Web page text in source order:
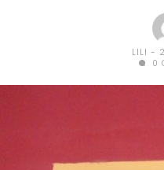
LILI
0